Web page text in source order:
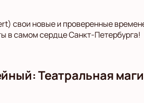
свои новые и проверенные
в самом сердце Санкт-Петербурга!
Театральная